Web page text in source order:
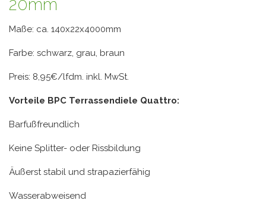
20mm
Maße: ca. 140x22x4000mm
Farbe: schwarz, grau, braun
Preis: 8,95€/lfdm. inkl. MwSt.
Vorteile BPC Terrassendiele Quattro:
Barfußfreundlich
Keine Splitter- oder Rissbildung
Äußerst stabil und strapazierfähig
Wasserabweisend